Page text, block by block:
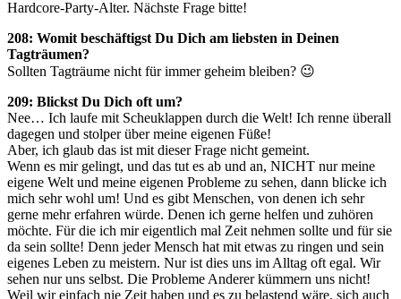
Hardcore-Party-Alter. Nächste Frage bitte!
208: Womit beschäftigst Du Dich am liebsten in Deinen
Tagträumen?
Sollten Tagträume nicht für immer geheim bleiben? 😉
209: Blickst Du Dich oft um?
Nee… Ich laufe mit Scheuklappen durch die Welt! Ich renne überall
dagegen und stolper über meine eigenen Füße!
Aber, ich glaub das ist mit dieser Frage nicht gemeint.
Wenn es mir gelingt, und das tut es ab und an, NICHT nur meine
eigene Welt und meine eigenen Probleme zu sehen, dann blicke ich
mich sehr wohl um! Und es gibt Menschen, von denen ich sehr
gerne mehr erfahren würde. Denen ich gerne helfen und zuhören
möchte. Für die ich mir eigentlich mal Zeit nehmen sollte und für sie
da sein sollte! Denn jeder Mensch hat mit etwas zu ringen und sein
eigenes Leben zu meistern. Nur ist dies uns im Alltag oft egal. Wir
sehen nur uns selbst. Die Probleme Anderer kümmern uns nicht!
Weil wir einfach nie Zeit haben und es zu belastend wäre, sich auch